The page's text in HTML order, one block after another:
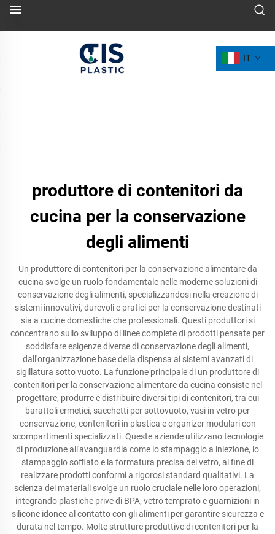
IT
produttore di contenitori da
cucina per la conservazione
degli alimenti
Un produttore di contenitori per la conservazione alimentare da
cucina svolge un ruolo fondamentale nelle moderne soluzioni di
conservazione degli alimenti, specializzandosi nella creazione di
sistemi innovativi, durevoli e pratici per la conservazione destinati
sia a cucine domestiche che professionali. Questi produttori si
concentrano sullo sviluppo di linee complete di prodotti pensate per
soddisfare esigenze diverse di conservazione degli alimenti,
dall'organizzazione base della dispensa ai sistemi avanzati di
sigillatura sotto vuoto. La funzione principale di un produttore di
contenitori per la conservazione alimentare da cucina consiste nel
progettare, produrre e distribuire diversi tipi di contenitori, tra cui
barattoli ermetici, sacchetti per sottovuoto, vasi in vetro per
conservazione, contenitori in plastica e organizer modulari con
scompartimenti specializzati. Queste aziende utilizzano tecnologie
di produzione all'avanguardia come lo stampaggio a iniezione, lo
stampaggio soffiato e la formatura precisa del vetro, al fine di
realizzare prodotti conformi a rigorosi standard qualitativi. La
scienza dei materiali svolge un ruolo cruciale nelle loro operazioni,
integrando plastiche prive di BPA, vetro temprato e guarnizioni in
silicone idonee al contatto con gli alimenti per garantire sicurezza e
durata nel tempo. Molte strutture produttive di contenitori per la